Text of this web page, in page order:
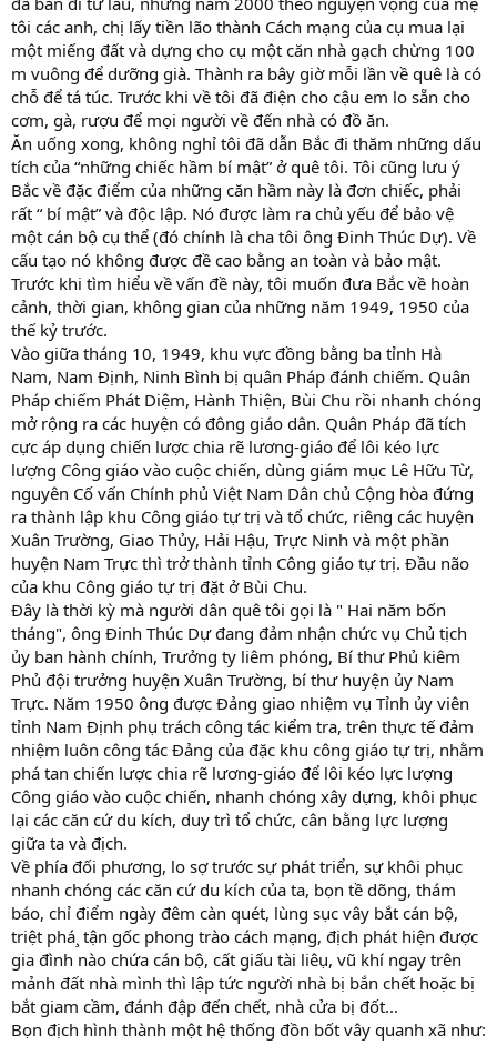
tôi các anh, chị lấy tiền lão thành Cách mạng của cụ mua lại
một miếng đất và dựng cho cụ một căn nhà gạch chừng 100
m vuông để dưỡng già. Thành ra bây giờ mỗi lần về quê là có
chỗ để tá túc. Trước khi về tôi đã điện cho cậu em lo sẵn cho
cơm, gà, rượu để mọi người về đến nhà có đồ ăn.
Ăn uống xong, không nghỉ tôi đã dẫn Bắc đi thăm những dấu
tích của “những chiếc hầm bí mật” ở quê tôi. Tôi cũng lưu ý
Bắc về đặc điểm của những căn hầm này là đơn chiếc, phải
rất “ bí mật” và độc lập. Nó được làm ra chủ yếu để bảo vệ
một cán bộ cụ thể (đó chính là cha tôi ông Đinh Thúc Dự). Về
cấu tạo nó không được đề cao bằng an toàn và bảo mật.
Trước khi tìm hiểu về vấn đề này, tôi muốn đưa Bắc về hoàn
cảnh, thời gian, không gian của những năm 1949, 1950 của
thế kỷ trước.
Vào giữa tháng 10, 1949, khu vực đồng bằng ba tỉnh Hà
Nam, Nam Định, Ninh Bình bị quân Pháp đánh chiếm. Quân
Pháp chiếm Phát Diệm, Hành Thiện, Bùi Chu rồi nhanh chóng
mở rộng ra các huyện có đông giáo dân. Quân Pháp đã tích
cực áp dụng chiến lược chia rẽ lương-giáo để lôi kéo lực
lượng Công giáo vào cuộc chiến, dùng giám mục Lê Hữu Từ,
nguyên Cố vấn Chính phủ Việt Nam Dân chủ Cộng hòa đứng
ra thành lập khu Công giáo tự trị và tổ chức, riêng các huyện
Xuân Trường, Giao Thủy, Hải Hậu, Trực Ninh và một phần
huyện Nam Trực thì trở thành tỉnh Công giáo tự trị. Đầu não
của khu Công giáo tự trị đặt ở Bùi Chu.
Đây là thời kỳ mà người dân quê tôi gọi là " Hai năm bốn
tháng", ông Đinh Thúc Dự đang đảm nhận chức vụ Chủ tịch
ủy ban hành chính, Trưởng ty liêm phóng, Bí thư Phủ kiêm
Phủ đội trưởng huyện Xuân Trường, bí thư huyện ủy Nam
Trực. Năm 1950 ông được Đảng giao nhiệm vụ Tỉnh ủy viên
tỉnh Nam Định phụ trách công tác kiểm tra, trên thực tế đảm
nhiệm luôn công tác Đảng của đặc khu công giáo tự trị, nhằm
phá tan chiến lược chia rẽ lương-giáo để lôi kéo lực lượng
Công giáo vào cuộc chiến, nhanh chóng xây dựng, khôi phục
lại các căn cứ du kích, duy trì tổ chức, cân bằng lực lượng
giữa ta và địch.
Về phía đối phương, lo sợ trước sự phát triển, sự khôi phục
nhanh chóng các căn cứ du kích của ta, bọn tề dõng, thám
báo, chỉ điểm ngày đêm càn quét, lùng sục vây bắt cán bộ,
triệt phá¸ tận gốc phong trào cách mạng, địch phát hiện được
gia đình nào chứa cán bộ, cất giấu tài liêụ, vũ khí ngay trên
mảnh đất nhà mình thì lập tức người nhà bị bắn chết hoặc bị
bắt giam cầm, đánh đập đến chết, nhà cửa bị đốt...
Bọn địch hình thành một hệ thống đồn bốt vây quanh xã như: